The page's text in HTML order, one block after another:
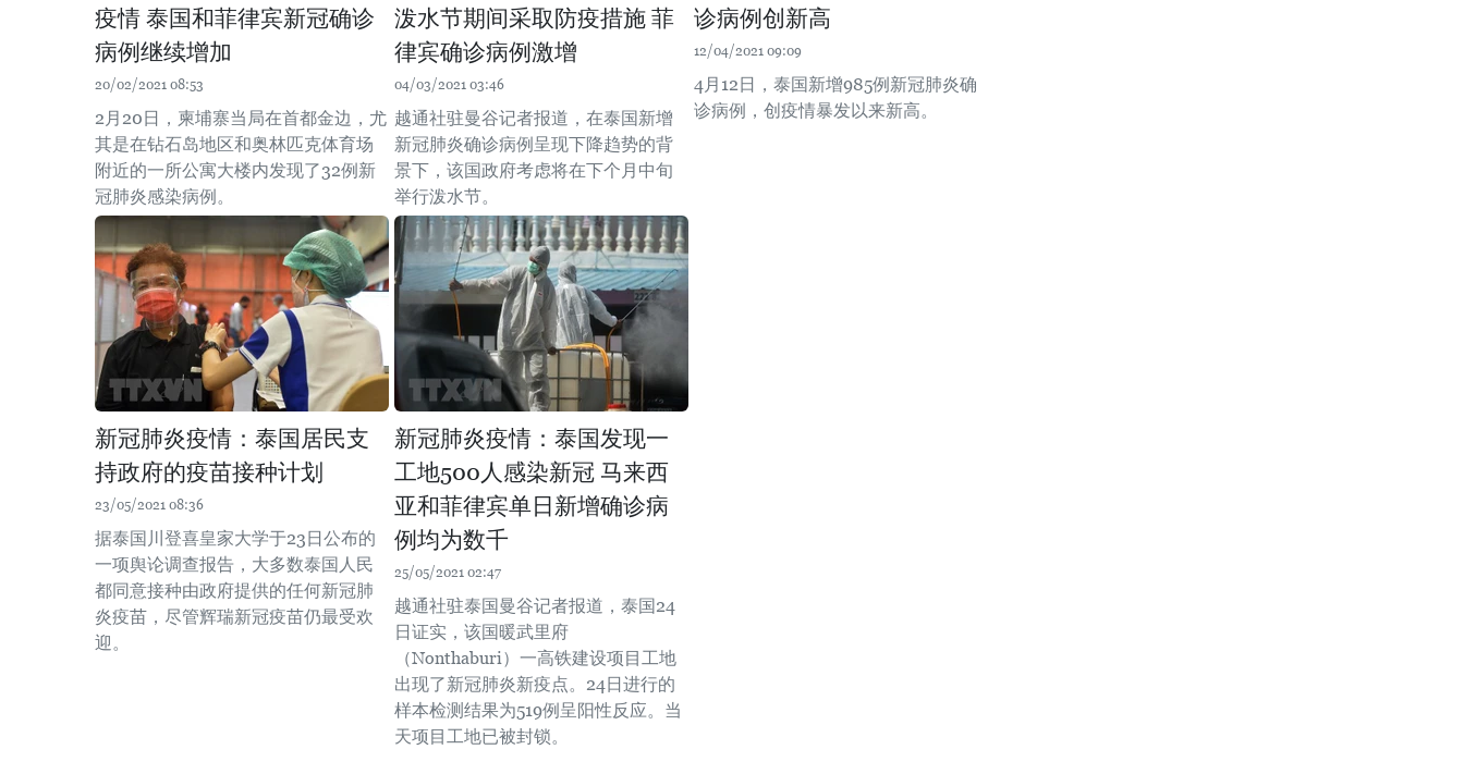
疫情 泰国和菲律宾新冠确诊
病例继续增加
20/02/2021 08:53
2月20日，柬埔寨当局在首都金边，尤
其是在钻石岛地区和奥林匹克体育场
附近的一所公寓大楼内发现了32例新
冠肺炎感染病例。
泼水节期间采取防疫措施 菲
律宾确诊病例激增
04/03/2021 03:46
越通社驻曼谷记者报道，在泰国新增
新冠肺炎确诊病例呈现下降趋势的背
景下，该国政府考虑将在下个月中旬
举行泼水节。
诊病例创新高
12/04/2021 09:09
4月12日，泰国新增985例新冠肺炎确
诊病例，创疫情暴发以来新高。
新冠肺炎疫情：泰国居民支
持政府的疫苗接种计划
23/05/2021 08:36
据泰国川登喜皇家大学于23日公布的
一项舆论调查报告，大多数泰国人民
都同意接种由政府提供的任何新冠肺
炎疫苗，尽管辉瑞新冠疫苗仍最受欢
迎。
新冠肺炎疫情：泰国发现一
工地500人感染新冠 马来西
亚和菲律宾单日新增确诊病
例均为数千
25/05/2021 02:47
越通社驻泰国曼谷记者报道，泰国24
日证实，该国暖武里府
（Nonthaburi）一高铁建设项目工地
出现了新冠肺炎新疫点。24日进行的
样本检测结果为519例呈阳性反应。当
天项目工地已被封锁。